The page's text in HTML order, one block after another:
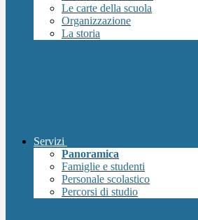
Le carte della scuola
Organizzazione
La storia
Servizi
Panoramica
Famiglie e studenti
Personale scolastico
Percorsi di studio